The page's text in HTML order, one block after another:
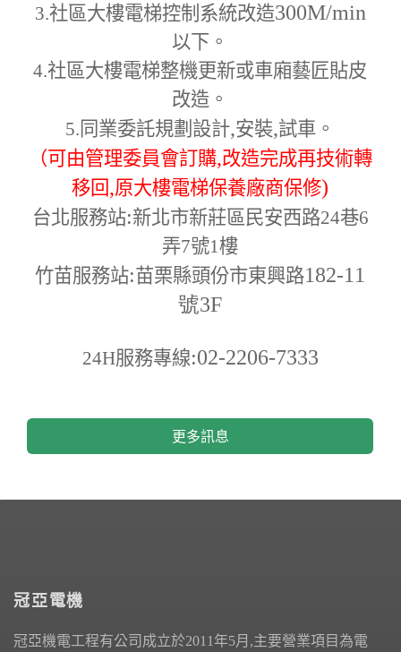
3.社區大樓電梯控制系統改造300M/min
以下。
4.社區大樓電梯整機更新或車廂藝匠貼皮
改造。
5. 同業委託規劃設計,安裝,試車。
（可由管理委員會訂購,改造完成再技術轉
移回,原大樓電梯保養廠商保修)
台北服務站:新北市新莊區民安西路24巷6
弄7號1樓
竹苗服務站:苗栗縣頭份市東興路182-11
號3F
24H服務專線:02-2206-7333
更多訊息
冠亞電機
冠亞機電工程有公司成立於2011年5月,主要營業項目為電